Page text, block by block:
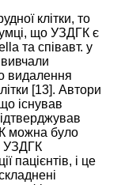
клітки, то
що УЗДГК є
та співавт. у
видалення
[13]. Автори
існував
можна було
УЗДГК
пацієнтів, і це